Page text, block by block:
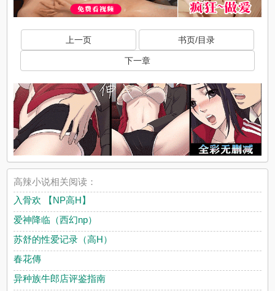
上一页 书页/目录
下一章
高辣小说相关阅读：
入骨欢 【NP高H】
爱神降临（西幻np）
苏舒的性爱记录（高H）
春花傳
异种族牛郎店评鉴指南